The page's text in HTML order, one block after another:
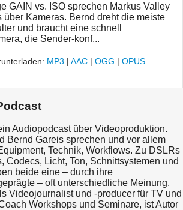
GAIN vs. ISO sprechen Markus Valley
über Kameras. Bernd dreht die meiste
und braucht eine schnell
die Sender-konf...
MP3 | AAC | OGG | OPUS
Audiopodcast über Videoproduktion.
Bernd Gareis sprechen und vor allem
Technik, Workflows. Zu DSLRs
Codecs, Licht, Ton, Schnittsystemen und
beide eine – durch ihre
– oft unterschiedliche Meinung.
Videojournalist und -producer für TV und
Workshops und Seminare, ist Autor